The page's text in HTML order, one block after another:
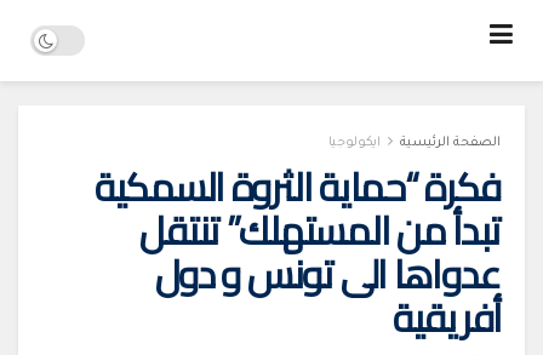
الصفحة الرئيسية ايكولوجيا
فكرة “حماية الثروة السمكية
تبدأ من المستهلك” تنتقل
عدواها الى تونس و دول
أفريقية